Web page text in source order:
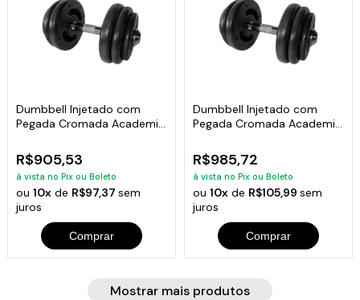
Dumbbell Injetado com
Pegada Cromada Academia
R$905,53
à vista no Pix ou Boleto
ou10x de R$97,37sem
juros
Comprar
Dumbbell Injetado com
Pegada Cromada Academia
R$985,72
à vista no Pix ou Boleto
ou 10xde R$105,99 sem
juros
Comprar
Mostrar mais produtos